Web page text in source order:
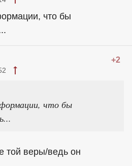
что бы
+2
что бы
той веры/ведь он